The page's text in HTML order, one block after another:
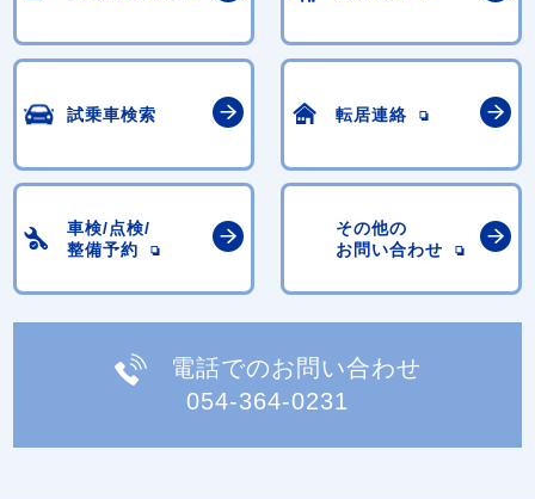
試乗車検索 転居連絡
車検/点検/
整備予約
その他の
お問い合わせ
電話でのお問い合わせ
054-364-0231